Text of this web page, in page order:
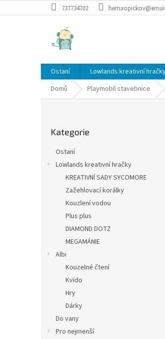
na
737734702
Ostaní Lowlands kreativní
Domů
Playmobil stavebnice
kategorie
Kategorie
Ostaní
Lowlands kreativní hračky
KREATIVNÍ SADY SYCOMORE
Zažehlovací korálky
Kouzlení vodou
Plus plus
DIAMOND DOTZ
MEGAMÁNIE
Albi
Kouzelné čtení
Kvído
Hry
Dárky
Do vany
Pro nejmenší